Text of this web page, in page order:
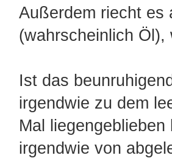
Außerdem riecht es
(wahrscheinlich
Ist das
irgendwie zu dem
Mal
irgendwie von